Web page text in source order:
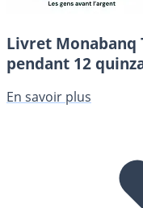
Livret Monabanq
pendant 12
En savoir plus